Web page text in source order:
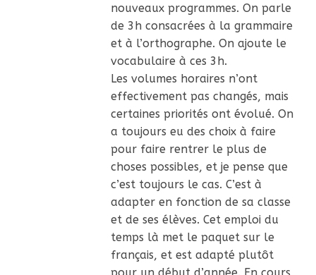
nouveaux programmes. On parle
de 3h consacrées à la grammaire
et à l’orthographe. On ajoute le
vocabulaire à ces 3h.
Les volumes horaires n’ont
effectivement pas changés, mais
certaines priorités ont évolué. On
a toujours eu des choix à faire
pour faire rentrer le plus de
choses possibles, et je pense que
c’est toujours le cas. C’est à
adapter en fonction de sa classe
et de ses élèves. Cet emploi du
temps là met le paquet sur le
français, et est adapté plutôt
pour un début d’année. En cours